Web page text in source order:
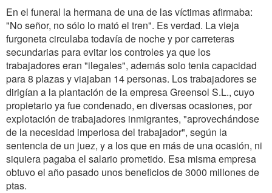
En el funeral la hermana de una de las víctimas afirmaba:
"No señor, no sólo lo mató el tren". Es verdad. La vieja
furgoneta circulaba todavía de noche y por carreteras
secundarias para evitar los controles ya que los
trabajadores eran "ilegales", además solo tenia capacidad
para 8 plazas y viajaban 14 personas. Los trabajadores se
dirigían a la plantación de la empresa Greensol S.L., cuyo
propietario ya fue condenado, en diversas ocasiones, por
explotación de trabajadores inmigrantes, "aprovechándose
de la necesidad imperiosa del trabajador", según la
sentencia de un juez, y a los que en más de una ocasión, ni
siquiera pagaba el salario prometido. Esa misma empresa
obtuvo el año pasado unos beneficios de 3000 millones de
ptas.